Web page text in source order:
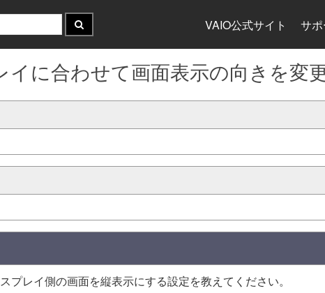
VAIO公式サイト サ
に合わせて画面表示の向きを変
レイ側の画面を縦表示にする設定を教えてください。